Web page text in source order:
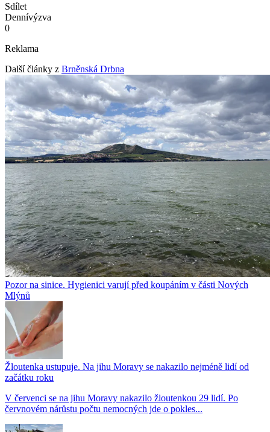
Sdílet
Dennívýzva
0
Reklama
Další články z Brněnská Drbna
Pozor na sinice. Hygienici varují před koupáním v části Nových
Mlýnů
Žloutenka ustupuje. Na jihu Moravy se nakazilo nejméně lidí od
začátku roku
V červenci se na jihu Moravy nakazilo žloutenkou 29 lidí. Po
červnovém nárůstu počtu nemocných jde o pokles...